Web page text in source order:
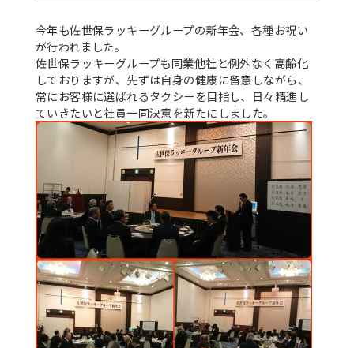
今年も佐世保ラッキーグループの新年会、各種お祝い
が行われました。
佐世保ラッキーグループも同業他社と例外なく高齢化
しておりますが、先ずは自身の健康に留意しながら、
常にお客様に選ばれるタクシーを目指し、日々精進し
ていきたいと社員一同決意を新たにしました。